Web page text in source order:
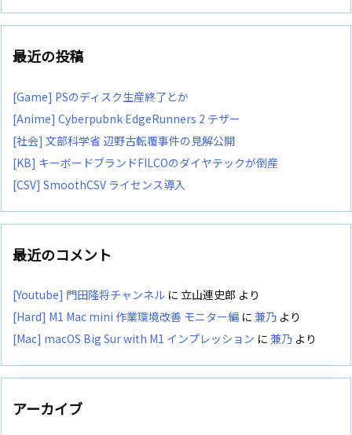
最近の投稿
[Game] PSのディスク生産終了とか
[Anime] Cyberpubnk EdgeRunners 2 テザー
[社会] 文部科学省 辺野古転覆事件の見解公開
[KB] キーボードブランドFILCOのダイヤテックが倒産
[CSV] SmoothCSV ライセンス導入
最近のコメント
[Youtube] 門田隆将チャンネル に 立山連史郎 より
[Hard] M1 Mac mini 作業環境改善 モニター編 に 兼乃 より
[Mac] macOS Big Sur with M1 インプレッション に 兼乃 より
アーカイブ